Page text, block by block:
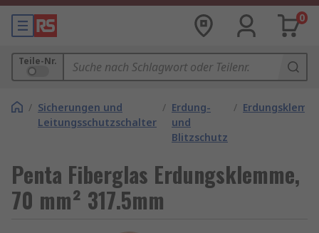
0
Teile-Nr.
/ Sicherungen und
Leitungsschutzschalter
/ Erdung-
und
Blitzschutz
/
Penta Fiberglas Erdungsklemme,
70 mm² 317.5mm